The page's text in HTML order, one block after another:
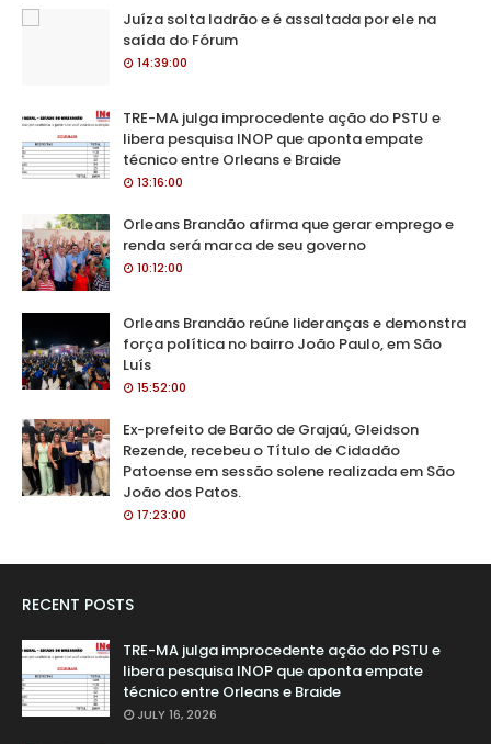
Juíza solta ladrão e é assaltada por ele na
saída do Fórum
14:39:00
TRE-MA julga improcedente ação do PSTU e
libera pesquisa INOP que aponta empate
técnico entre Orleans e Braide
13:16:00
Orleans Brandão afirma que gerar emprego e
renda será marca de seu governo
10:12:00
Orleans Brandão reúne lideranças e demonstra
força política no bairro João Paulo, em São
Luís
15:52:00
Ex-prefeito de Barão de Grajaú, Gleidson
Rezende, recebeu o Título de Cidadão
Patoense em sessão solene realizada em São
João dos Patos.
17:23:00
RECENT POSTS
TRE-MA julga improcedente ação do PSTU e
libera pesquisa INOP que aponta empate
técnico entre Orleans e Braide
JULY 16, 2026